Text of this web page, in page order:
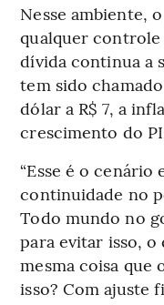
Nesse ambiente,
qualquer controle
dívida continua a
tem sido
dólar a R$ 7, a
crescimento do
“Esse é o cenário
continuidade no
Todo mundo no
para evitar isso,
mesma coisa que
isso? Com ajuste